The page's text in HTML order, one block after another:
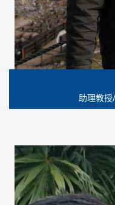
助理教